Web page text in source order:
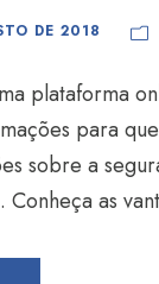
DE 2018
plataforma
para
sobre a
as